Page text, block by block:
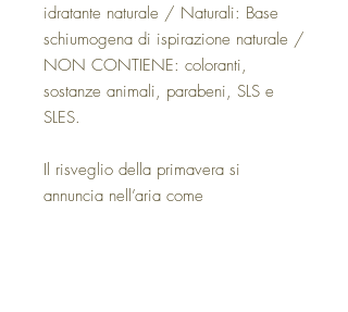
idratante naturale / Naturali: Base
schiumogena di ispirazione naturale /
NON CONTIENE: coloranti,
sostanze animali, parabeni, SLS e
SLES.
Il risveglio della primavera si
annuncia nell’aria come